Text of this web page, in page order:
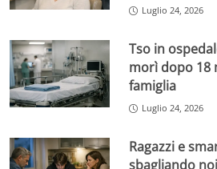
Luglio 24, 2026
Tso in
morì dopo 18
famiglia
Luglio 24, 2026
Ragazzi e
sbagliando